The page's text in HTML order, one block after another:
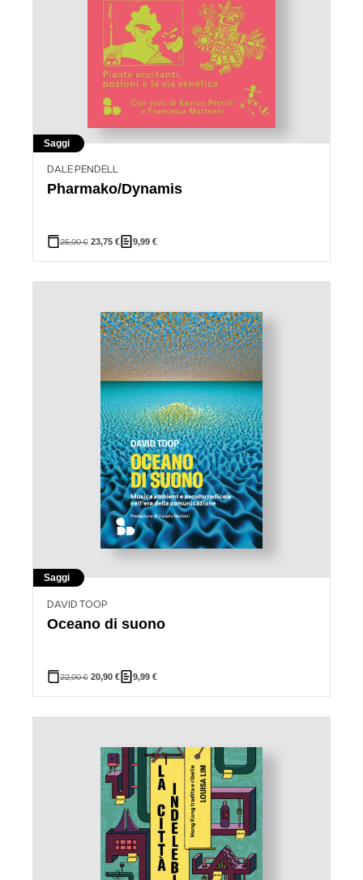
Saggi
DALE PENDELL
Pharmako/Dynamis
25,00€ 23,75 € 9,99 €
Saggi
DAVID TOOP
Oceano di suono
22,00€ 20,90 € 9,99 €